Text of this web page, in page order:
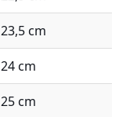
23,5 cm
24 cm
25 cm